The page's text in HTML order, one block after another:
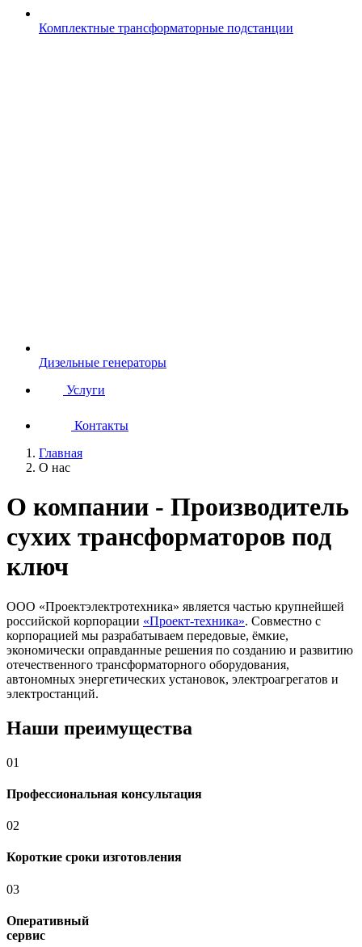
Комплектные трансформаторные подстанции
Дизельные генераторы
Услуги
Контакты
Главная
О нас
О компании - Производитель
сухих трансформаторов под
ключ
ООО «Проектэлектротехника» является частью крупнейшей
российской корпорации «Проект-техника». Совместно с
корпорацией мы разрабатываем передовые, ёмкие,
экономически оправданные решения по созданию и развитию
отечественного трансформаторного оборудования,
автономных энергетических установок, электроагрегатов и
электростанций.
Наши преимущества
01
Профессиональная консультация
02
Короткие сроки изготовления
03
Оперативный
сервис